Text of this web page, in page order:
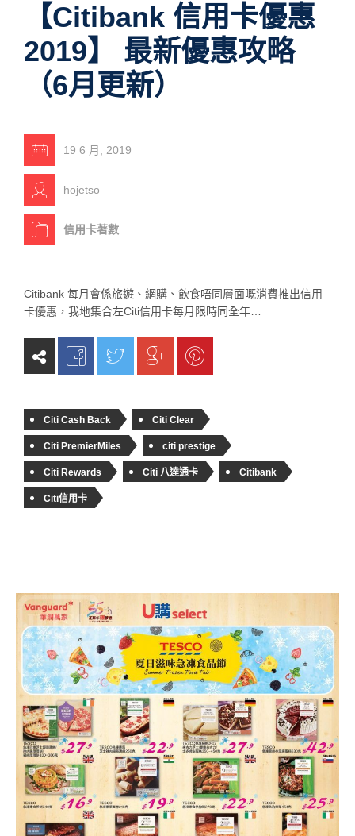
【Citibank 信用卡優惠
2019】 最新優惠攻略
（6月更新）
19 6 月, 2019
hojetso
信用卡著數
Citibank 每月會係旅遊、網購、飲食唔同層面嘅消費推出信用
卡優惠，我地集合左Citi信用卡每月限時同全年…
Citi Cash Back Citi Clear
Citi PremierMiles citi prestige
Citi Rewards Citi 八達通卡 Citibank
Citi信用卡